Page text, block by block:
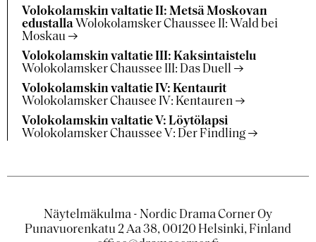
Volokolamskin valtatie II: Metsä Moskovan
edustalla Wolokolamsker Chaussee II: Wald bei
Moskau
Volokolamskin valtatie III: Kaksintaistelu
Wolokolamsker Chaussee III: Das Duell
Volokolamskin valtatie IV: Kentaurit
Wolokolamsker Chausee IV: Kentauren
Volokolamskin valtatie V: Löytölapsi
Wolokolamsker Chaussee V: Der Findling
Näytelmäkulma - Nordic Drama Corner Oy
Punavuorenkatu 2 Aa 38, 00120 Helsinki, Finland